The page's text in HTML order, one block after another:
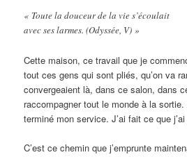
« Toute la douceur de la vie s’écoulait
avec ses larmes. (Odyssée, V) »
Cette maison, ce travail que je
tout ces gens qui sont pliés, qu’on va
convergeaient là, dans ce salon, dans
raccompagner tout le monde à la
terminé mon service. J’ai fait ce que
C’est ce chemin que j’emprunte